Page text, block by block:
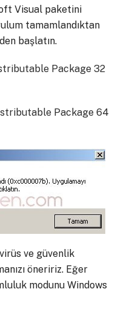
Visual paketini
tamamlandıktan
başlatın.
Package 32
Package 64
ve güvenlik
öneririz. Eğer
modunu Windows